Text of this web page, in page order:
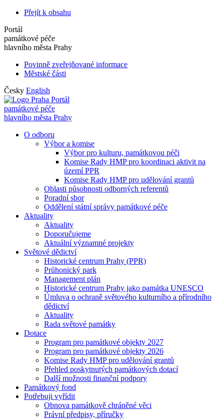
Přejít k obsahu
Portál
památkové péče
hlavního města Prahy
Povinně zveřejňované informace
Městské části
Česky English
Portál
památkové péče
hlavního města Prahy
O odboru
Výbor a komise
Výbor pro kulturu, památkovou péči
Komise Rady HMP pro koordinaci aktivit na
území PPR
Komise Rady HMP pro udělování grantů
Oblasti působnosti odborných referentů
Poradní sbor
Oddělení státní správy památkové péče
Aktuality
Aktuality
Doporučujeme
Aktuální významné projekty
Světové dědictví
Historické centrum Prahy (PPR)
Průhonický park
Management plán
Historické centrum Prahy jako památka UNESCO
Úmluva o ochraně světového kulturního a přírodního
dědictví
Aktuality
Rada světové památky
Dotace
Program pro památkové objekty 2027
Program pro památkové objekty 2026
Komise Rady HMP pro udělování grantů
Přehled poskytnutých památkových dotací
Další možnosti finanční podpory
Památkový fond
Potřebuji vyřídit
Obnova památkově chráněné věci
Právní předpisy, příručky